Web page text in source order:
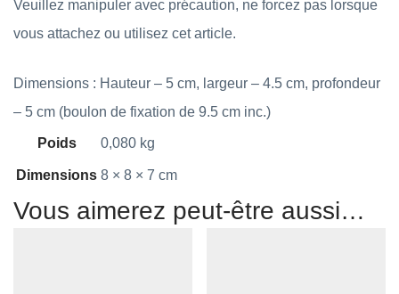
Veuillez manipuler avec précaution, ne forcez pas lorsque
vous attachez ou utilisez cet article.
Dimensions : Hauteur – 5 cm, largeur – 4.5 cm, profondeur
– 5 cm (boulon de fixation de 9.5 cm inc.)
Poids 0,080 kg
Dimensions 8 × 8 × 7 cm
Vous aimerez peut-être aussi…